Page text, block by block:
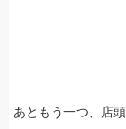
あともう一つ、店